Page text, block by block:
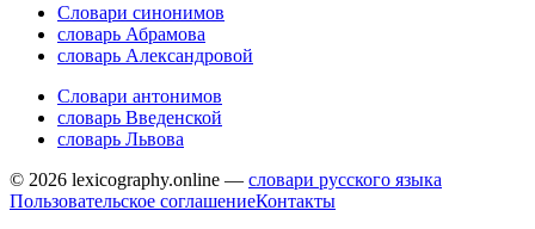
Словари синонимов
словарь Абрамова
словарь Александровой
Словари антонимов
словарь Введенской
словарь Львова
© 2026 lexicography.online — словари русского языка
Пользовательское соглашениеКонтакты